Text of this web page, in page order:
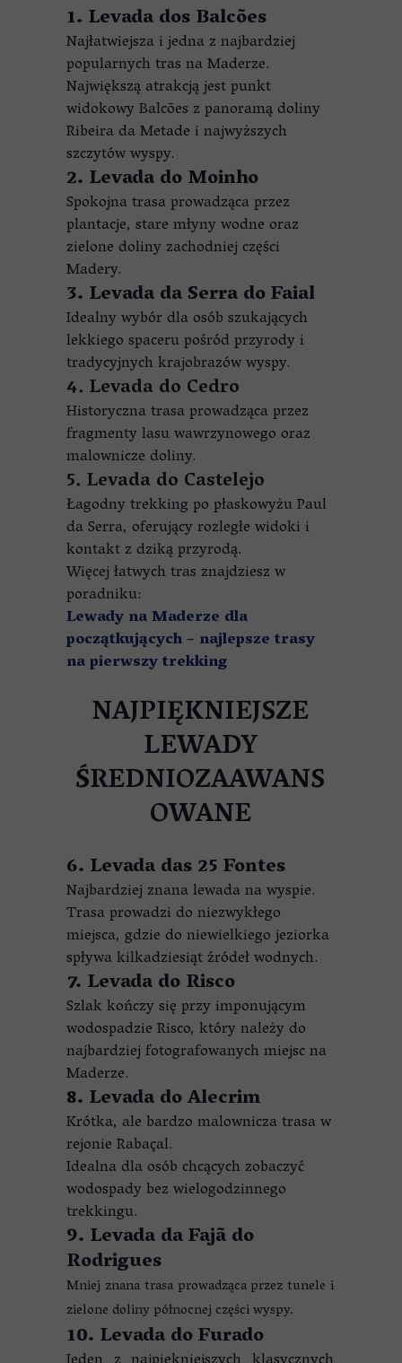
1. Levada dos Balcões
Najłatwiejsza i jedna z najbardziej
popularnych tras na Maderze.
Największą atrakcją jest punkt
widokowy Balcões z panoramą doliny
Ribeira da Metade i najwyższych
szczytów wyspy.
2. Levada do Moinho
Spokojna trasa prowadząca przez
plantacje, stare młyny wodne oraz
zielone doliny zachodniej części
Madery.
3. Levada da Serra do Faial
Idealny wybór dla osób szukających
lekkiego spaceru pośród przyrody i
tradycyjnych krajobrazów wyspy.
4. Levada do Cedro
Historyczna trasa prowadząca przez
fragmenty lasu wawrzynowego oraz
malownicze doliny.
5. Levada do Castelejo
Łagodny trekking po płaskowyżu Paul
da Serra, oferujący rozległe widoki i
kontakt z dziką przyrodą.
Więcej łatwych tras znajdziesz w
poradniku:
Lewady na Maderze dla
początkujących – najlepsze trasy
na pierwszy trekking
NAJPIĘKNIEJSZE
LEWADY
ŚREDNIOZAAWANS
OWANE
6. Levada das 25 Fontes
Najbardziej znana lewada na wyspie.
Trasa prowadzi do niezwykłego
miejsca, gdzie do niewielkiego jeziorka
spływa kilkadziesiąt źródeł wodnych.
7. Levada do Risco
Szlak kończy się przy imponującym
wodospadzie Risco, który należy do
najbardziej fotografowanych miejsc na
Maderze.
8. Levada do Alecrim
Krótka, ale bardzo malownicza trasa w
rejonie Rabaçal.
Idealna dla osób chcących zobaczyć
wodospady bez wielogodzinnego
trekkingu.
9. Levada da Fajã do
Rodrigues
Mniej znana trasa prowadząca przez tunele i
zielone doliny północnej części wyspy.
10. Levada do Furado